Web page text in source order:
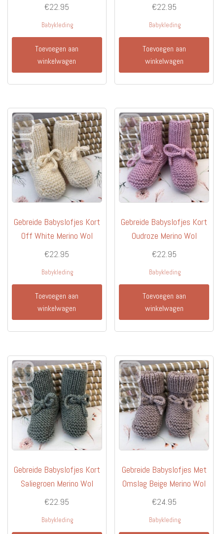
€22.95
Babykleding
Toevoegen aan
winkelwagen
€22.95
Babykleding
Toevoegen aan
winkelwagen
Gebreide Babyslofjes Kort
Off White Merino Wol
€22.95
Babykleding
Toevoegen aan
winkelwagen
Gebreide Babyslofjes Kort
Oudroze Merino Wol
€22.95
Babykleding
Toevoegen aan
winkelwagen
Gebreide Babyslofjes Kort
Saliegroen Merino Wol
€22.95
Babykleding
Gebreide Babyslofjes Met
Omslag Beige Merino Wol
€24.95
Babykleding